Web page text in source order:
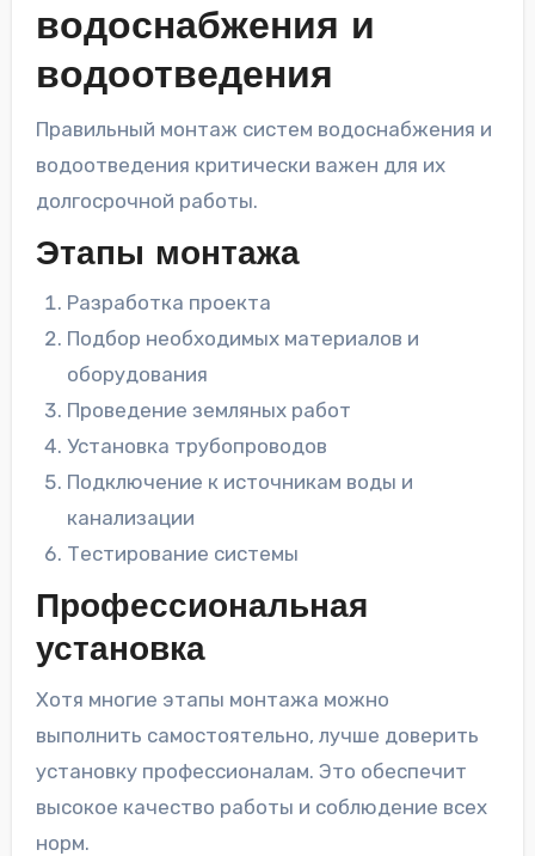
водоснабжения и
водоотведения
Правильный монтаж систем водоснабжения и
водоотведения критически важен для их
долгосрочной работы.
Этапы монтажа
Разработка проекта
Подбор необходимых материалов и
оборудования
Проведение земляных работ
Установка трубопроводов
Подключение к источникам воды и
канализации
Тестирование системы
Профессиональная
установка
Хотя многие этапы монтажа можно
выполнить самостоятельно, лучше доверить
установку профессионалам. Это обеспечит
высокое качество работы и соблюдение всех
норм.